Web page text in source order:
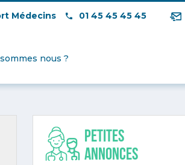
Médecins 01 45 45 45 45
nous ?
Petites
annonces